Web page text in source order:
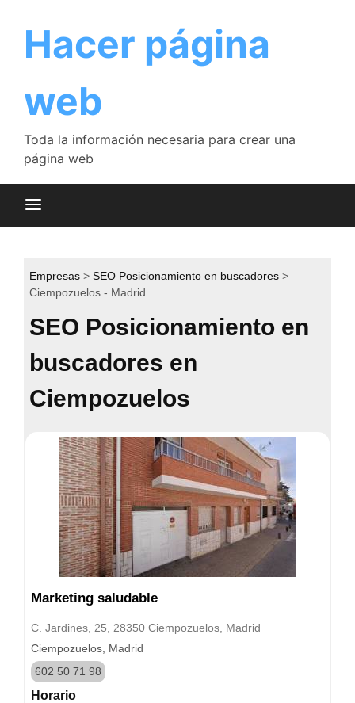
contenido
Hacer página
web
Toda la información necesaria para crear una
página web
Empresas
SEO Posicionamiento en buscadores
Ciempozuelos - Madrid
SEO Posicionamiento en
buscadores en
Ciempozuelos
Marketing saludable
C. Jardines, 25, 28350 Ciempozuelos, Madrid
Ciempozuelos, Madrid
602 50 71 98
Horario